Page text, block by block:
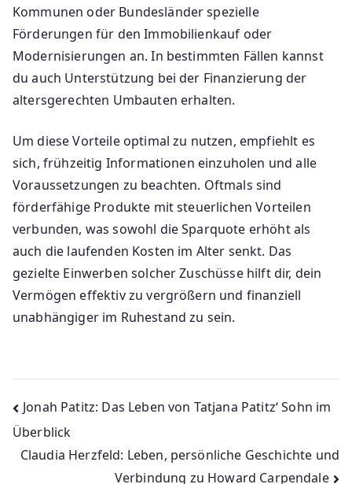
Kommunen oder Bundesländer spezielle
Förderungen für den Immobilienkauf oder
Modernisierungen an. In bestimmten Fällen kannst
du auch Unterstützung bei der Finanzierung der
altersgerechten Umbauten erhalten.
Um diese Vorteile optimal zu nutzen, empfiehlt es
sich, frühzeitig Informationen einzuholen und alle
Voraussetzungen zu beachten. Oftmals sind
förderfähige Produkte mit steuerlichen Vorteilen
verbunden, was sowohl die Sparquote erhöht als
auch die laufenden Kosten im Alter senkt. Das
gezielte Einwerben solcher Zuschüsse hilft dir, dein
Vermögen effektiv zu vergrößern und finanziell
unabhängiger im Ruhestand zu sein.
Beitragsnavigation
Jonah Patitz: Das Leben von Tatjana Patitz‘ Sohn im
Überblick
Claudia Herzfeld: Leben, persönliche Geschichte und
Verbindung zu Howard Carpendale